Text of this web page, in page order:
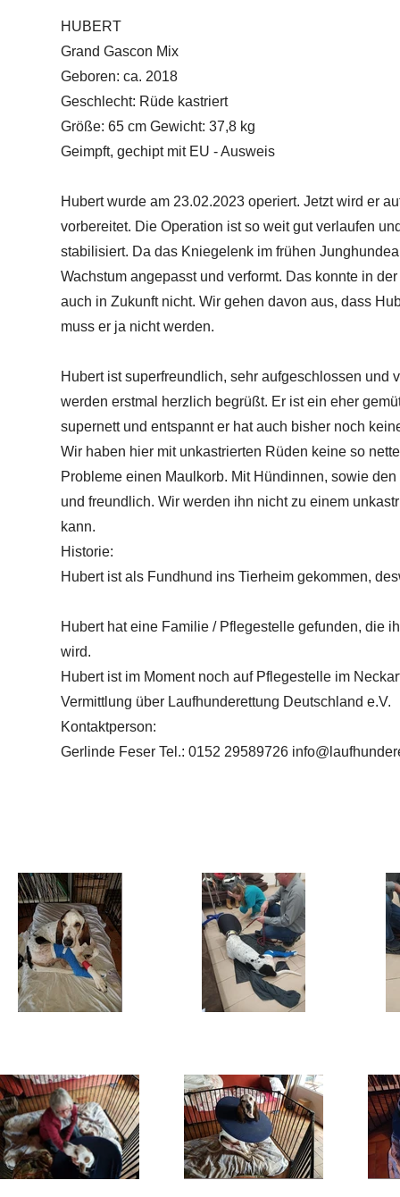
HUBERT
Grand Gascon Mix
Geboren: ca. 2018
Geschlecht: Rüde kastriert
Größe: 65 cm Gewicht: 37,8 kg
Geimpft, gechipt mit EU - Ausweis
Hubert wurde am 23.02.2023 operiert. Jetzt wird er
vorbereitet. Die Operation ist so weit gut verlaufen
stabilisiert. Da das Kniegelenk im frühen
Wachstum angepasst und verformt. Das konnte in
auch in Zukunft nicht. Wir gehen davon aus, dass
muss er ja nicht werden.
Hubert ist superfreundlich, sehr aufgeschlossen
werden erstmal herzlich begrüßt. Er ist ein eher
supernett und entspannt er hat auch bisher noch
Wir haben hier mit unkastrierten Rüden keine so
Probleme einen Maulkorb. Mit Hündinnen, sowie
und freundlich. Wir werden ihn nicht zu einem
kann.
Historie:
Hubert ist als Fundhund ins Tierheim gekommen,
Hubert hat eine Familie / Pflegestelle gefunden, die
wird.
Hubert ist im Moment noch auf Pflegestelle im
Vermittlung über Laufhunderettung Deutschland e.V.
Kontaktperson:
Gerlinde Feser Tel.: 0152 29589726